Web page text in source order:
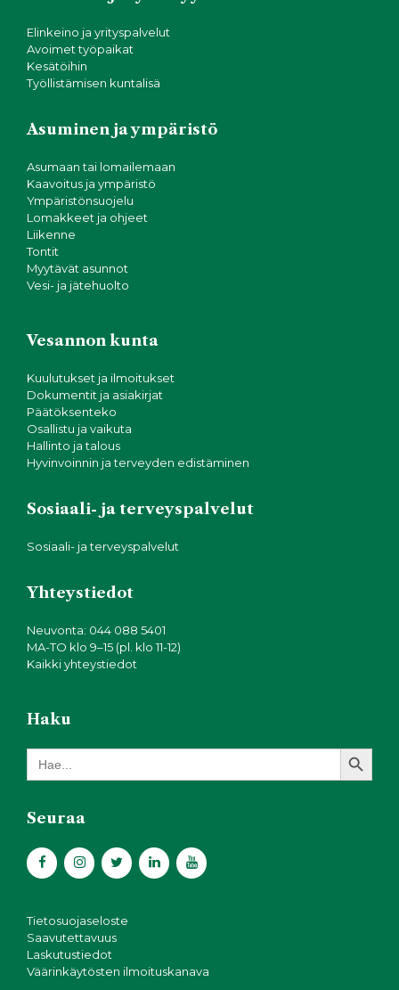
Elinkeino ja yrityspalvelut
Avoimet työpaikat
Kesätöihin
Työllistämisen kuntalisä
Asuminen ja ympäristö
Asumaan tai lomailemaan
Kaavoitus ja ympäristö
Ympäristönsuojelu
Lomakkeet ja ohjeet
Liikenne
Tontit
Myytävät asunnot
Vesi- ja jätehuolto
Vesannon kunta
Kuulutukset ja ilmoitukset
Dokumentit ja asiakirjat
Päätöksenteko
Osallistu ja vaikuta
Hallinto ja talous
Hyvinvoinnin ja terveyden edistäminen
Sosiaali- ja terveyspalvelut
Sosiaali- ja terveyspalvelut
Yhteystiedot
Neuvonta: 044 088 5401
MA-TO klo 9–15 (pl. klo 11-12)
Kaikki yhteystiedot
Haku
Search
for:
Search Button
Seuraa
Tietosuojaseloste
Saavutettavuus
Laskutustiedot
Väärinkäytösten ilmoituskanava